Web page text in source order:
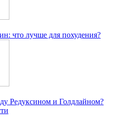
что лучше для похудения?
Редуксином и Голдлайном?